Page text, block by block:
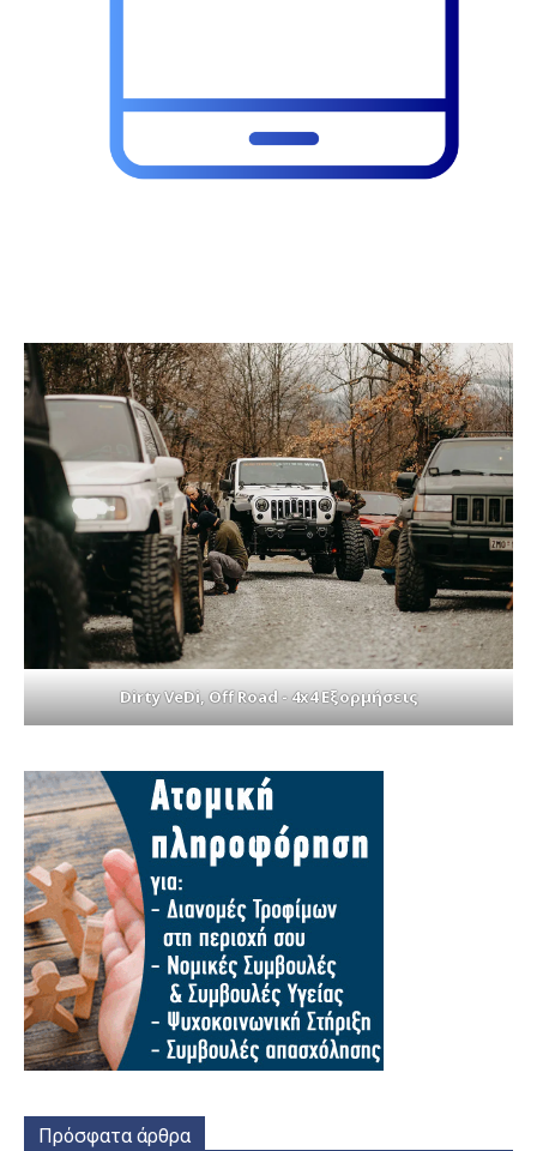
Dirty VeDi, Off Road - 4x4 Εξορμήσεις
Πρόσφατα άρθρα